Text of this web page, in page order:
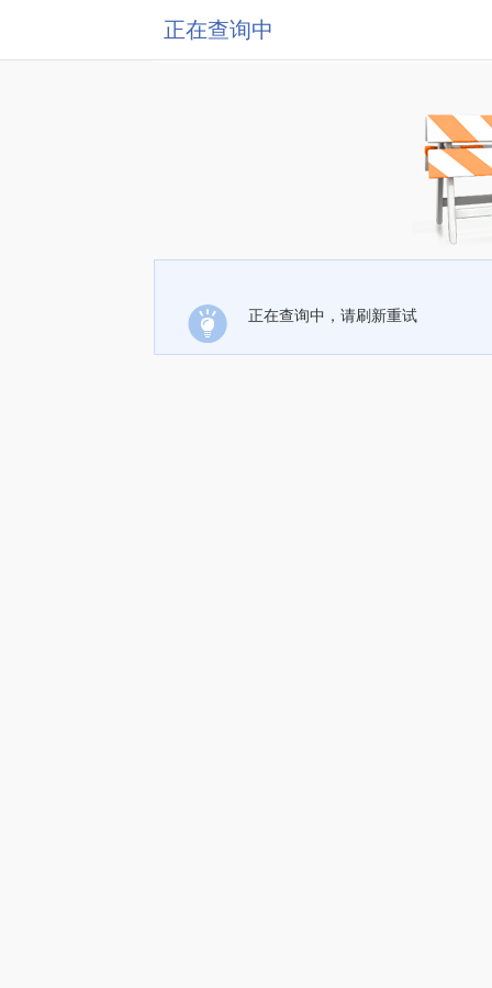
正在查询中
正在查询中，请刷新重试